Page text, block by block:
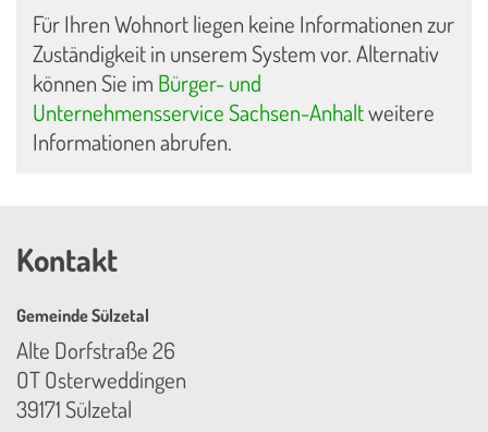
Für Ihren Wohnort liegen keine Informationen zur
Zuständigkeit in unserem System vor. Alternativ
können Sie im Bürger- und
Unternehmensservice Sachsen-Anhaltweitere
Informationen abrufen.
Kontakt
Gemeinde Sülzetal
Alte Dorfstraße 26
OT Osterweddingen
39171 Sülzetal